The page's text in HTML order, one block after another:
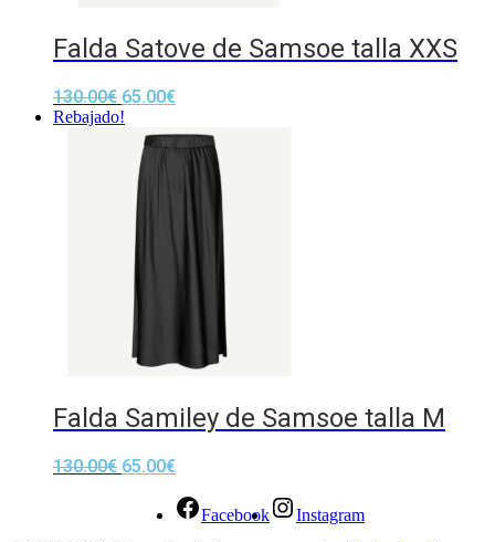
Falda Satove de Samsoe talla XXS
130.00€ 65.00€
Rebajado!
Falda Samiley de Samsoe talla M
130.00€ 65.00€
Facebook
Instagram